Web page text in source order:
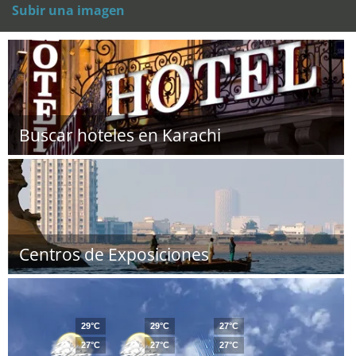
Subir una imagen
Buscar hoteles en Karachi
Centros de Exposiciones
29°C
27°C
29°C
27°C
27°C
27°C